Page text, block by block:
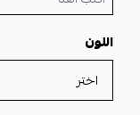
اللون